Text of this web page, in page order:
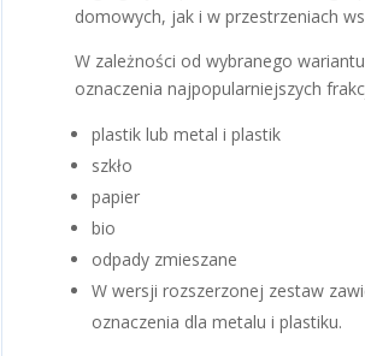
domowych, jak i w przestrzeniach
W zależności od wybranego
oznaczenia najpopularniejszych
plastik lub metal i plastik
szkło
papier
bio
odpady zmieszane
W wersji rozszerzonej zestaw
oznaczenia dla metalu i plastiku.